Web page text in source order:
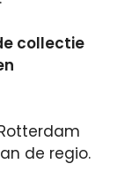
collectie
de regio.